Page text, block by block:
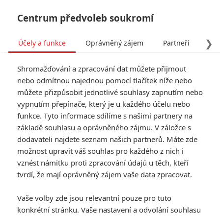
Tag: Transformers: Revenge
of the Fallen
ČLÁNKY FILMY(1) OSOBY (0) VIDEA (0)
Centrum předvoleb soukromí
❯
Účely a funkce Oprávněný zájem Partneři
Shromažďování a zpracování dat můžete přijmout
nebo odmítnou najednou pomocí tlačítek níže nebo
můžete přizpůsobit jednotlivé souhlasy zapnutím nebo
vypnutím přepínače, který je u každého účelu nebo
funkce. Tyto informace sdílíme s našimi partnery na
základě souhlasu a oprávněného zájmu. V záložce s
dodavateli najdete seznam našich partnerů. Máte zde
možnost upravit váš souhlas pro každého z nich i
vznést námitku proti zpracování údajů u těch, kteří
tvrdí, že mají oprávněný zájem vaše data zpracovat.
Vaše volby zde jsou relevantní pouze pro tuto
konkrétní stránku. Vaše nastavení a odvolání souhlasu